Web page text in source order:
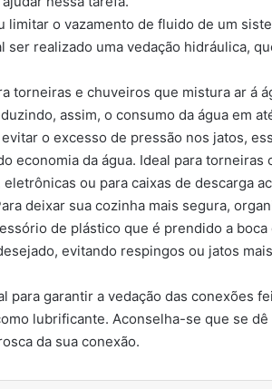
limitar o vazamento de fluido de um
ser realizado uma vedação hidráulica,
torneiras e chuveiros que mistura ar á
assim, o consumo da água em
o excesso de pressão nos jatos,
economia da água. Ideal para torneiras
ou para caixas de descarga
deixar sua cozinha mais segura,
de plástico que é prendido a boca
evitando respingos ou jatos
para garantir a vedação das conexões
lubrificante. Aconselha-se que se
da sua conexão.